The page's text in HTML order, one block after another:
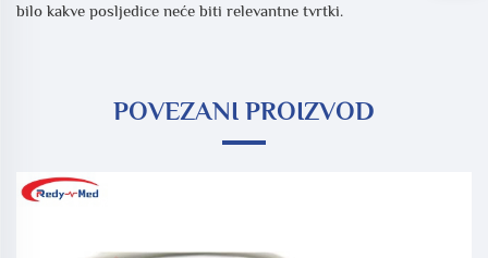
bilo kakve posljedice neće biti relevantne tvrtki.
POVEZANI PROIZVOD